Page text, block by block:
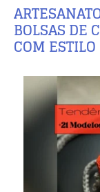
BOLSAS DE
COM